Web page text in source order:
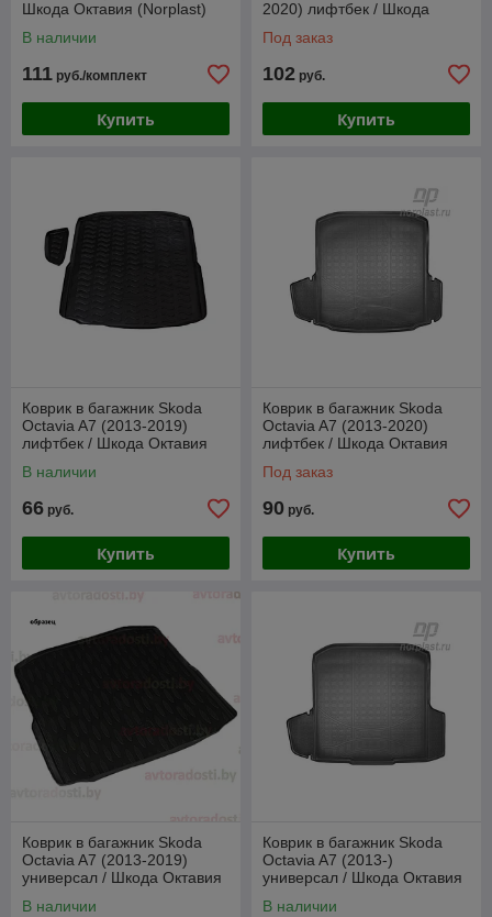
Шкода Октавия (Norplast)
В наличии
111 руб./комплект
Купить
2020) лифтбек / Шкода
Plast)
Под заказ
102 руб.
Купить
Коврик в багажник Skoda
Octavia A7 (2013-2019)
лифтбек / Шкода Октавия
В наличии
66 руб.
Купить
Коврик в багажник Skoda
Octavia A7 (2013-2020)
лифтбек / Шкода Октавия
Под заказ
90 руб.
Купить
Коврик в багажник Skoda
Octavia A7 (2013-2019)
универсал / Шкода Октавия
В наличии
Коврик в багажник Skoda
Octavia A7 (2013-)
универсал / Шкода Октавия
В наличии